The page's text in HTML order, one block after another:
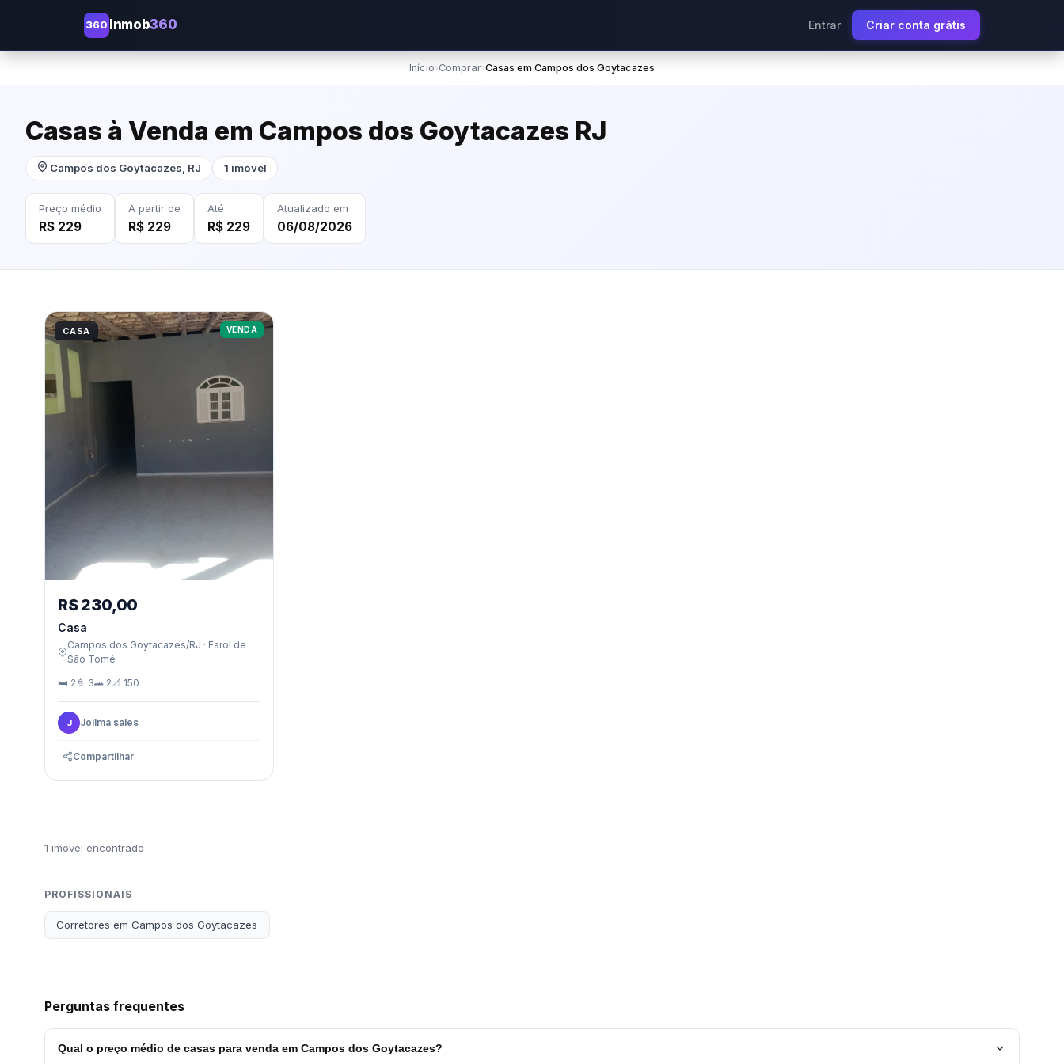
360 Inmob360 Entrar Criar conta grátis
Início›Comprar›Casas em Campos dos Goytacazes
Casas à Venda em Campos dos Goytacazes RJ
Campos dos Goytacazes, RJ 1 imóvel
Preço médio
R$ 229
A partir de
R$ 229
Até
R$ 229
Atualizado em
06/08/2026
CASA VENDA
R$ 230,00
Casa
Campos dos Goytacazes/RJ · Farol de
São Tomé
🛏 2 🚿 3🚗 2📐 150
J Joilma sales
Compartilhar
1 imóvel encontrado
PROFISSIONAIS
Corretores em Campos dos Goytacazes
Perguntas frequentes
Qual o preço médio de casas para venda em Campos dos Goytacazes?